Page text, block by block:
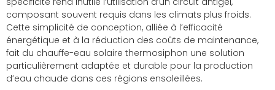
composant souvent requis dans les climats plus froids.
Cette simplicité de conception, alliée à l’efficacité
énergétique et à la réduction des coûts de maintenance,
fait du chauffe-eau solaire thermosiphon une solution
particulièrement adaptée et durable pour la production
d’eau chaude dans ces régions ensoleillées.